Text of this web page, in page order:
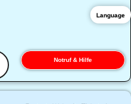
Notruf & Hilfe
Language